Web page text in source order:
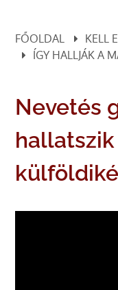
FŐOLDAL
KELL
ÍGY HALLJÁK A
Nevetés